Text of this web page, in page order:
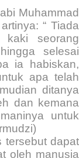
Muhammad
“ Tiada
kaki seorang
selesai
ia habiskan,
apa telah
ditanya
dan kemana
untuk
tersebut dapat
oleh manusia